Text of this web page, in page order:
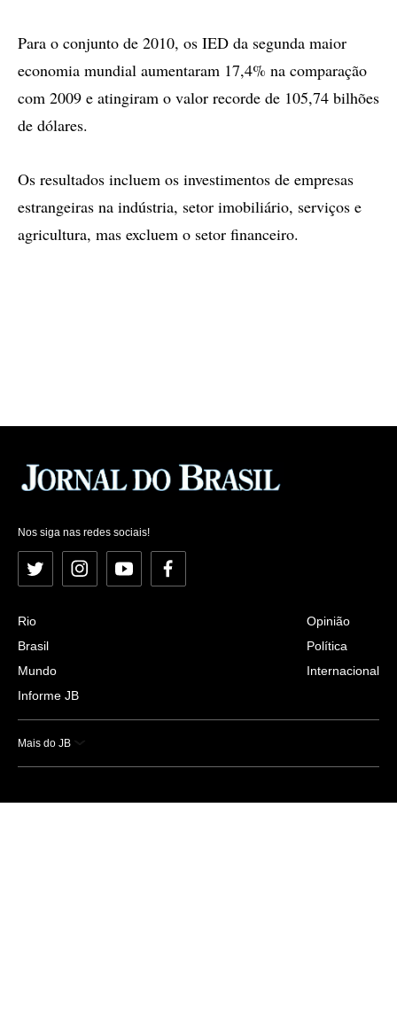
Para o conjunto de 2010, os IED da segunda maior
economia mundial aumentaram 17,4% na comparação
com 2009 e atingiram o valor recorde de 105,74 bilhões
de dólares.
Os resultados incluem os investimentos de empresas
estrangeiras na indústria, setor imobiliário, serviços e
agricultura, mas excluem o setor financeiro.
Nos siga nas redes sociais!
Twitter InstagramYouTubeFacebook
Rio
Brasil
Mundo
Informe JB
Opinião
Política
Internacional
Mais do JB
Esportes